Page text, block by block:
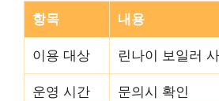
항목 내용
이용 대상 린나이 보일러
운영 시간 문의시 확인